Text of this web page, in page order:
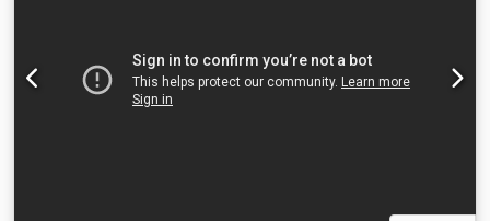
Voorfreesunit - - Gereedschap aanwezig: Ja - └ 2e Unittype:
Lijmunit - └ 3e Unittype: Aandruk rollen - - Type/Merk:
1914 - - Gereedschap aanwezig: Ja - └ 4e Unittype: Kapunit